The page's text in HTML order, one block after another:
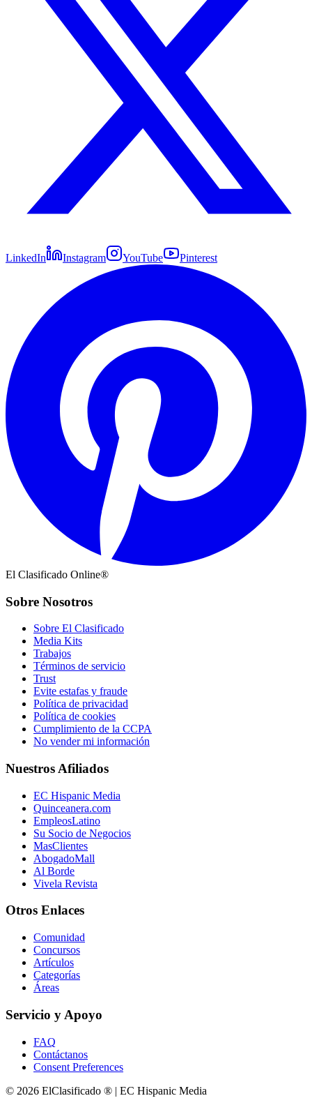
LinkedIn Instagram YouTube Pinterest
El Clasificado Online®
Sobre Nosotros
Sobre El Clasificado
Media Kits
Trabajos
Términos de servicio
Trust
Evite estafas y fraude
Política de privacidad
Política de cookies
Cumplimiento de la CCPA
No vender mi información
Nuestros Afiliados
EC Hispanic Media
Quinceanera.com
EmpleosLatino
Su Socio de Negocios
MasClientes
AbogadoMall
Al Borde
Vivela Revista
Otros Enlaces
Comunidad
Concursos
Artículos
Categorías
Áreas
Servicio y Apoyo
FAQ
Contáctanos
Consent Preferences
© 2026 ElClasificado ® | EC Hispanic Media